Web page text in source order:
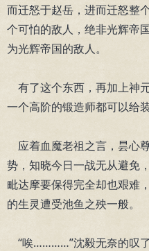
而迁怒于赵岳，进而迁怒整
个可怕的敌人，绝非光辉帝
为光辉帝国的敌人。
有了这个东西，再加上神
一个高阶的锻造师都可以给装
应着血魔老祖之言，昙心
势，知晓今日一战无从避免
毗达摩要保得完全却也艰难
的生灵遭受池鱼之殃一般。
“唉…………”沈毅无奈的叹